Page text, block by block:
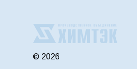
© 2026